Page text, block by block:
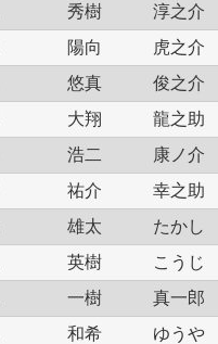
秀樹 淳之介
陽向 虎之介
悠真 俊之介
大翔 龍之助
浩二 康ノ介
祐介 幸之助
雄太 たかし
英樹 こうじ
一樹 真一郎
和希 ゆうや